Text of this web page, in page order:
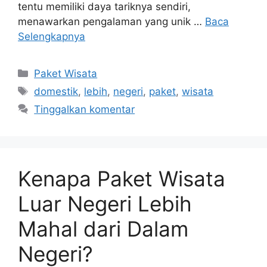
tentu memiliki daya tariknya sendiri,
menawarkan pengalaman yang unik … Baca
Selengkapnya
Kategori
Paket Wisata
Tag
domestik, lebih, negeri, paket,wisata
Tinggalkan komentar
Kenapa Paket Wisata
Luar Negeri Lebih
Mahal dari Dalam
Negeri?